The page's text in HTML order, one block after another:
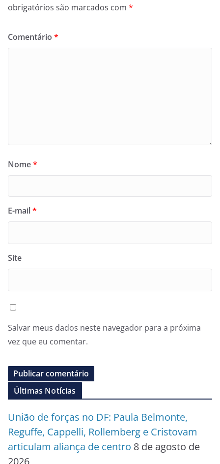
obrigatórios são marcados com *
Comentário *
Nome*
E-mail*
Site
Salvar meus dados neste navegador para a próxima
vez que eu comentar.
Últimas Notícias
União de forças no DF: Paula Belmonte,
Reguffe, Cappelli, Rollemberg e Cristovam
articulam aliança de centro 8 de agosto de